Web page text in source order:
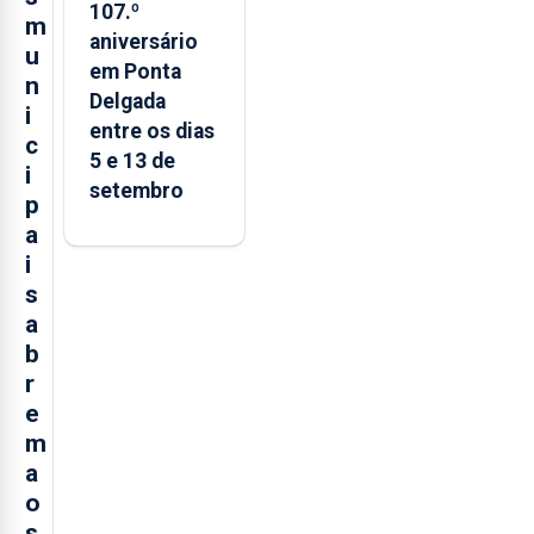
m
u
n
i
c
i
p
a
i
s
a
b
r
e
m
a
o
107.º
aniversário
em Ponta
Delgada
entre os dias
5 e 13 de
setembro